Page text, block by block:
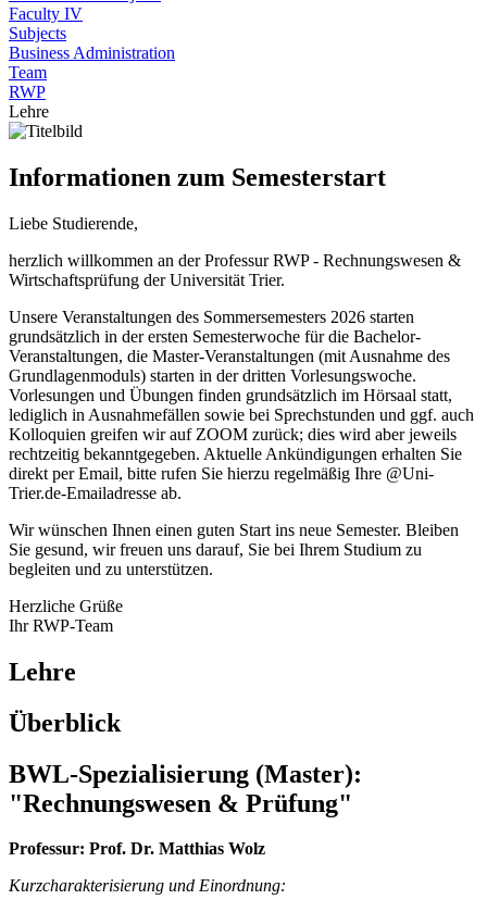
Faculty IV
Subjects
Business Administration
Team
RWP
Lehre
Informationen zum Semesterstart
Liebe Studierende,
herzlich willkommen an der Professur RWP - Rechnungswesen &
Wirtschaftsprüfung der Universität Trier.
Unsere Veranstaltungen des Sommersemesters 2026 starten
grundsätzlich in der ersten Semesterwoche für die Bachelor-
Veranstaltungen, die Master-Veranstaltungen (mit Ausnahme des
Grundlagenmoduls) starten in der dritten Vorlesungswoche.
Vorlesungen und Übungen finden grundsätzlich im Hörsaal statt,
lediglich in Ausnahmefällen sowie bei Sprechstunden und ggf. auch
Kolloquien greifen wir auf ZOOM zurück; dies wird aber jeweils
rechtzeitig bekanntgegeben. Aktuelle Ankündigungen erhalten Sie
direkt per Email, bitte rufen Sie hierzu regelmäßig Ihre @Uni-
Trier.de-Emailadresse ab.
Wir wünschen Ihnen einen guten Start ins neue Semester. Bleiben
Sie gesund, wir freuen uns darauf, Sie bei Ihrem Studium zu
begleiten und zu unterstützen.
Herzliche Grüße
Ihr RWP-Team
Lehre
Überblick
BWL-Spezialisierung (Master):
"Rechnungswesen & Prüfung"
Professur: Prof. Dr. Matthias Wolz
Kurzcharakterisierung und Einordnung: